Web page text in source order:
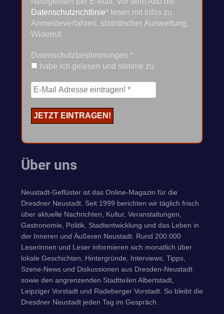
Datenschutzrichtlinie* lesen mit Infos zu
Anmeldeverfahren, statistischer Auswertung,
Widerruf.
Datenschutzbestimmungen *
habe ich gelesen und stimme zu
Über uns
Neustadt-Geflüster ist das Online-Magazin für die
Dresdner Neustadt. Seit 1999 berichten wir täglich frisch
über aktuelle Nachrichten, Kultur, Veranstaltungen,
Gastronomie, Politik, Stadtentwicklung und das Leben in
der Inneren und Äußeren Neustadt. Rund 200.000
Leserinnen und Leser informieren sich monatlich über
lokale Geschichten, Hintergründe, Interviews, Tipps,
Szene-News und Diskussionen aus Dresden-Neustadt
sowie den angrenzenden Stadtteilen Albertstadt,
Leipziger Vorstadt und Radeberger Vorstadt. So bleibt die
Dresdner Neustadt jeden Tag im Gespräch.